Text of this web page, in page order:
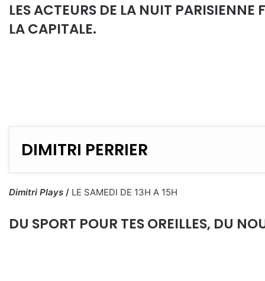
LES ACTEURS DE LA NUIT PARISIENNE
LA CAPITALE.
DIMITRI PERRIER
Dimitri Plays / LE SAMEDI DE 13H A 15H
DU SPORT POUR TES OREILLES, DU